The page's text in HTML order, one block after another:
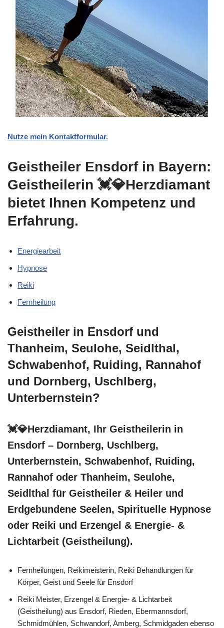
Nutze mein Kontaktformular.
Geistheiler Ensdorf in Bayern:
Geistheilerin 💓️💎Herzdiamant
bietet Ihnen Kompetenz und
Erfahrung.
Energiearbeit
Hypnose
Reiki
Fernheilung
Geistheiler in Ensdorf und
Thanheim, Seulohe, Seidlthal,
Schwabenhof, Ruiding, Rannahof
und Dornberg, Uschlberg,
Unterbernstein?
💓️💎Herzdiamant, Ihr Geistheilerin in
Ensdorf – Dornberg, Uschlberg,
Unterbernstein, Schwabenhof, Ruiding,
Rannahof oder Thanheim, Seulohe,
Seidlthal für Geistheiler & Heiler und
Erdgebundene Seelen, Spirituelle Hypnose
oder Reiki und Erzengel & Energie- &
Lichtarbeit (Geistheilung).
Fernheilungen, Reikimeisterin, Reiki Behandlungen für
Körper, Geist und Seele für Ensdorf
Reiki Meister, Erzengel & Energie- & Lichtarbeit
(Geistheilung) aus Ensdorf, Rieden, Ebermannsdorf,
Schmidmühlen, Schwandorf, Amberg, Schmidgaden ebenso